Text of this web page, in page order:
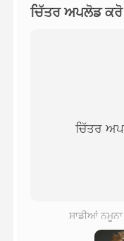
ਚਿੱਤਰ ਅਪਲੋਡ ਕਰੋ
ਚਿੱਤਰ
ਸਾਡੀਆਂ